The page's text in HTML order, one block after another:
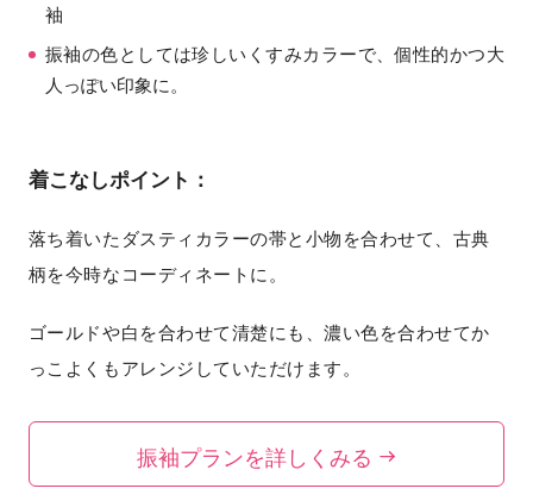
袖
振袖の色としては珍しいくすみカラーで、個性的かつ大
人っぽい印象に。
着こなしポイント：
落ち着いたダスティカラーの帯と小物を合わせて、古典
柄を今時なコーディネートに。
ゴールドや白を合わせて清楚にも、濃い色を合わせてか
っこよくもアレンジしていただけます。
振袖プランを詳しくみる